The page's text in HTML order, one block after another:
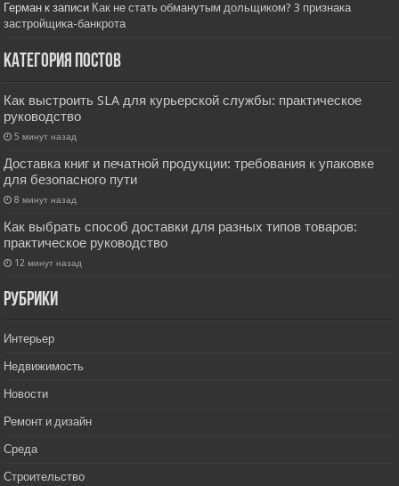
Герман к записи Как не стать обманутым дольщиком? 3 признака
застройщика-банкрота
Категория постов
Как выстроить SLA для курьерской службы: практическое
руководство
5 минут назад
Доставка книг и печатной продукции: требования к упаковке
для безопасного пути
8 минут назад
Как выбрать способ доставки для разных типов товаров:
практическое руководство
12 минут назад
РУбрики
Интерьер
Недвижимость
Новости
Ремонт и дизайн
Среда
Строительство